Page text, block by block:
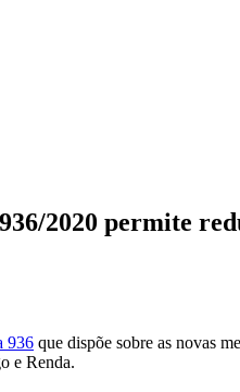
2020 permite
936 que dispõe sobre as novas
e Renda.